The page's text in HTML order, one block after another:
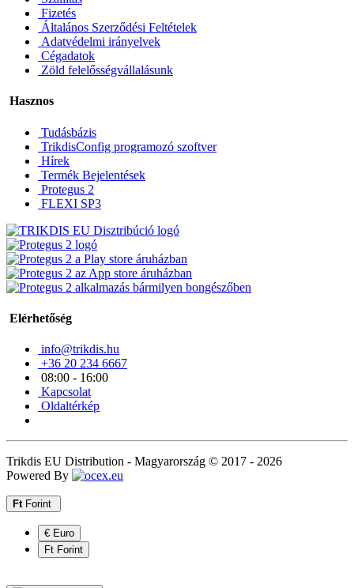
Fizetés
Általános Szerződési Feltételek
Adatvédelmi irányelvek
Cégadatok
Zöld felelősségvállalásunk
Hasznos
Tudásbázis
TrikdisConfig programozó szoftver
Hírek
Termék Bejelentések
Protegus 2
FLEXI SP3
Elérhetőség
info@trikdis.hu
+36 20 234 6667
08:00 - 16:00
Kapcsolat
Oldaltérkép
Trikdis EU Distribution - Magyarország © 2017 - 2026
Powered By
Ft Forint
€ Euro
Ft Forint